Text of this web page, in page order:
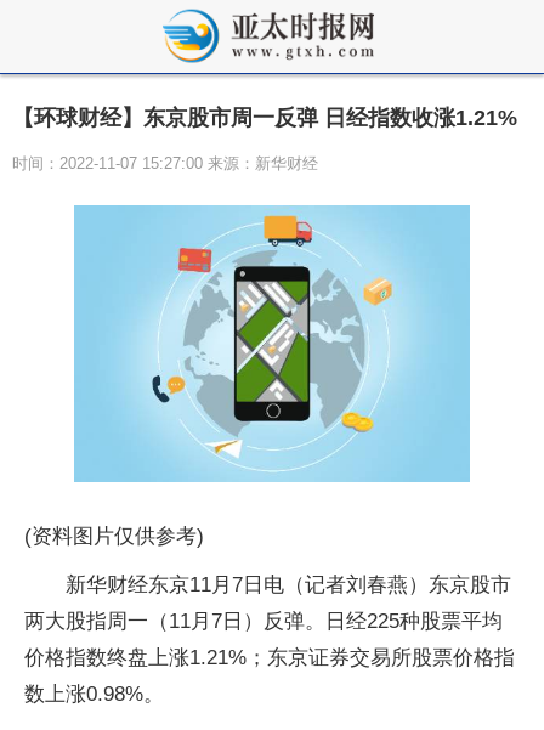
【环球财经】东京股市周一反弹 日经指数收涨1.21%
时间：2022-11-07 15:27:00 来源：新华财经
(资料图片仅供参考)
新华财经东京11月7日电（记者刘春燕）东京股市
两大股指周一（11月7日）反弹。日经225种股票平均
价格指数终盘上涨1.21%；东京证券交易所股票价格指
数上涨0.98%。